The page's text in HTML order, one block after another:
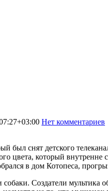
Нет комментариев
снят детского
цвета, который внутренне
в дом Котопеса,
Создатели